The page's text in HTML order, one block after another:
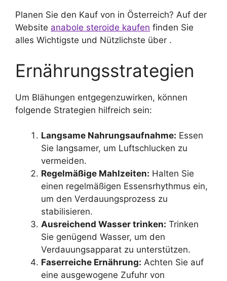
Planen Sie den Kauf von in Österreich? Auf der
Website anabole steroide kaufen finden Sie
alles Wichtigste und Nützlichste über .
Ernährungsstrategien
Um Blähungen entgegenzuwirken, können
folgende Strategien hilfreich sein:
Langsame Nahrungsaufnahme: Essen
Sie langsamer, um Luftschlucken zu
vermeiden.
Regelmäßige Mahlzeiten: Halten Sie
einen regelmäßigen Essensrhythmus ein,
um den Verdauungsprozess zu
stabilisieren.
Ausreichend Wasser trinken: Trinken
Sie genügend Wasser, um den
Verdauungsapparat zu unterstützen.
Faserreiche Ernährung: Achten Sie auf
eine ausgewogene Zufuhr von